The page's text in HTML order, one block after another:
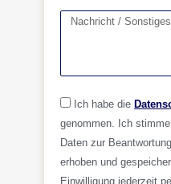
Ich habe die
genommen. Ich
Daten zur
erhoben und